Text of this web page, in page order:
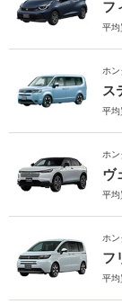
フ
平均
ホン
ス
平均
ホン
ヴ
平均
ホン
フ
平均